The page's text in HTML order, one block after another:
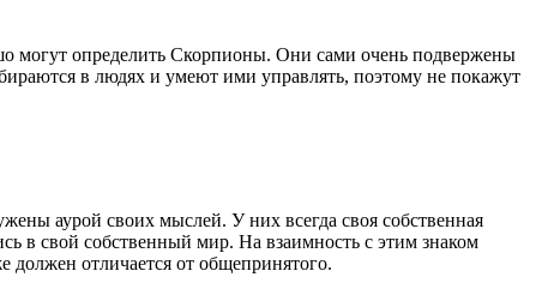
могут определить Скорпионы. Они сами очень подвержены
в людях и умеют ими управлять, поэтому не покажут
аурой своих мыслей. У них всегда своя собственная
в свой собственный мир. На взаимность с этим знаком
должен отличается от общепринятого.